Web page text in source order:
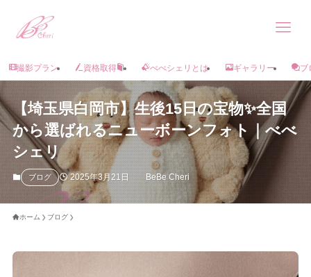
撮影プラン 資格取得 べべシェリとは ギャラリー ブ
【埼玉県白岡市】生後15日の宝物✨全国
から選ばれるニューボーンフォト｜べべ
シェリ
ブログ 2025年3月21日 BeBe Cheri
ホーム ブログ